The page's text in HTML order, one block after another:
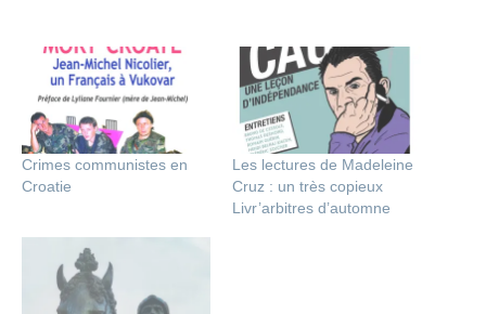
Crimes communistes en
Croatie
Les lectures de Madeleine
Cruz : un très copieux
Livr’arbitres d’automne